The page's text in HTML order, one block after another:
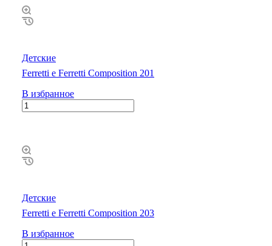
Детские
Ferretti e Ferretti Composition 201
В избранное
Детские
Ferretti e Ferretti Composition 203
В избранное